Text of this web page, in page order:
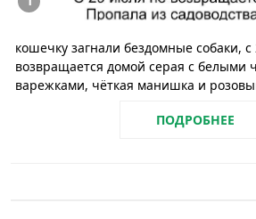
кошечку загнали бездомные собаки,
возвращается домой серая с белыми
варежками, чёткая манишка и
ПОДРОБНЕЕ